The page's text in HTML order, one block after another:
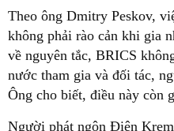
Theo ông Dmitry Peskov,
không phải rào cản khi gia
về nguyên tắc, BRICS
nước tham gia và đối tác,
Ông cho biết, điều này còn
Người phát ngôn Điện